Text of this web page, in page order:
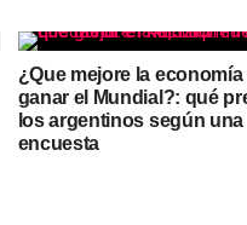
¿Que mejore la economía
ganar el Mundial?: qué
los argentinos según una
encuesta